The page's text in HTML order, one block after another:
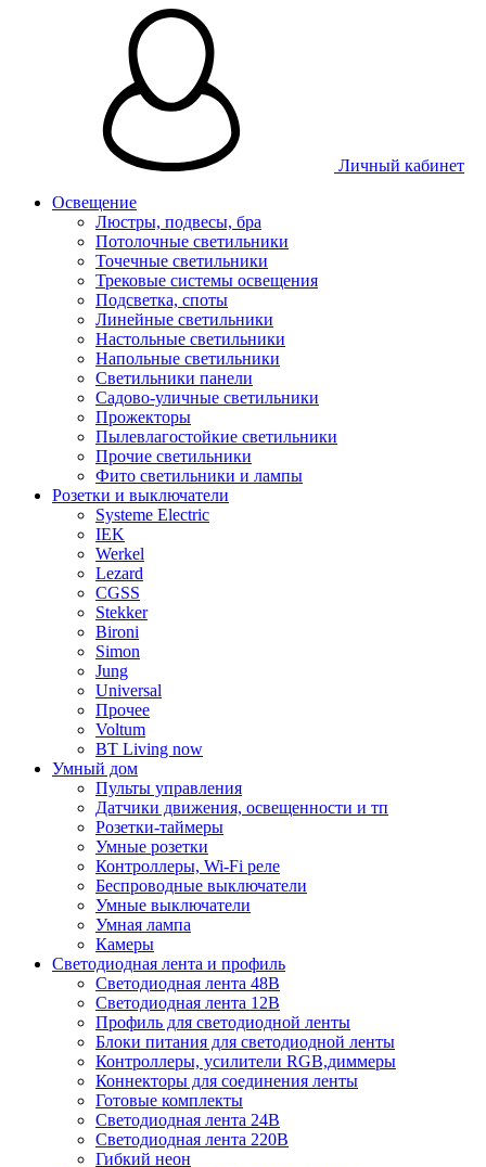
Личный кабинет
Освещение
Люстры, подвесы, бра
Потолочные светильники
Точечные светильники
Трековые системы освещения
Подсветка, споты
Линейные светильники
Настольные светильники
Напольные светильники
Светильники панели
Садово-уличные светильники
Прожекторы
Пылевлагостойкие светильники
Прочие светильники
Фито светильники и лампы
Розетки и выключатели
Systeme Electric
IEK
Werkel
Lezard
CGSS
Stekker
Bironi
Simon
Jung
Universal
Прочее
Voltum
BT Living now
Умный дом
Пульты управления
Датчики движения, освещенности и тп
Розетки-таймеры
Умные розетки
Контроллеры, Wi-Fi реле
Беспроводные выключатели
Умные выключатели
Умная лампа
Камеры
Светодиодная лента и профиль
Светодиодная лента 48В
Светодиодная лента 12В
Профиль для светодиодной ленты
Блоки питания для светодиодной ленты
Контроллеры, усилители RGB,диммеры
Коннекторы для соединения ленты
Готовые комплекты
Светодиодная лента 24В
Светодиодная лента 220В
Гибкий неон